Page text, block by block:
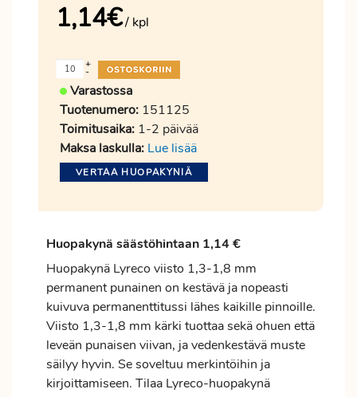
1,14€/ kpl
-
+
Varastossa
Tuotenumero: 151125
Toimitusaika: 1-2 päivää
Maksa laskulla: Lue lisää
VERTAA HUOPAKYNIÄ
Huopakynä säästöhintaan 1,14 €
Huopakynä Lyreco viisto 1,3-1,8 mm
permanent punainen on kestävä ja nopeasti
kuivuva permanenttitussi lähes kaikille pinnoille.
Viisto 1,3-1,8 mm kärki tuottaa sekä ohuen että
leveän punaisen viivan, ja vedenkestävä muste
säilyy hyvin. Se soveltuu merkintöihin ja
kirjoittamiseen. Tilaa Lyreco-huopakynä